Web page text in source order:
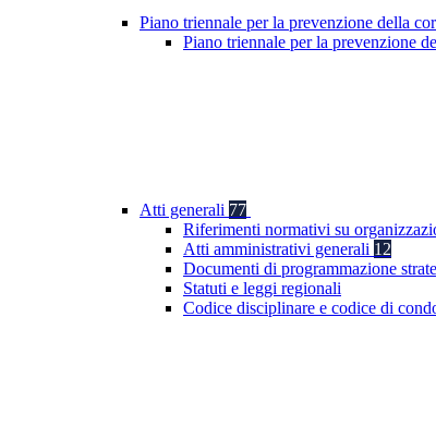
Piano triennale per la prevenzione della
Piano triennale per la prevenzione
Atti generali 77
Riferimenti normativi su
Atti amministrativi generali 12
Documenti di programmazione
Statuti e leggi regionali
Codice disciplinare e codice di